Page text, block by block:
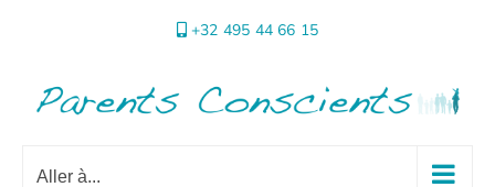
+32 495 44 66 15
Aller à...